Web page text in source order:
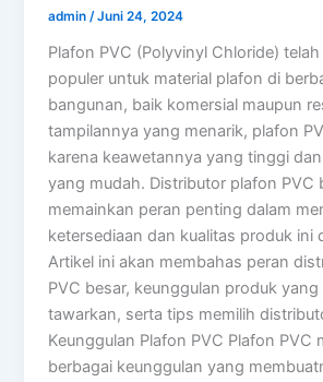
admin/Juni 24, 2024
Plafon PVC (Polyvinyl Chloride)
populer untuk material plafon di
bangunan, baik komersial maupun
tampilannya yang menarik, plafon
karena keawetannya yang tinggi
yang mudah. Distributor plafon PVC
memainkan peran penting dalam
ketersediaan dan kualitas produk ini
Artikel ini akan membahas peran
PVC besar, keunggulan produk yang
tawarkan, serta tips memilih
Keunggulan Plafon PVC Plafon PVC
berbagai keunggulan yang